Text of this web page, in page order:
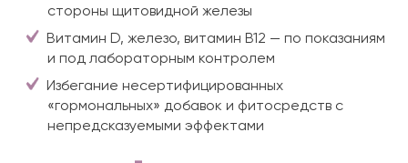
стороны щитовидной железы
Витамин D, железо, витамин B12 — по показаниям
и под лабораторным контролем
Избегание несертифицированных
«гормональных» добавок и фитосредств с
непредсказуемыми эффектами